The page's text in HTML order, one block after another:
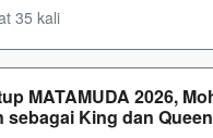
35 kali
MATAMUDA 2026,
King dan Queen